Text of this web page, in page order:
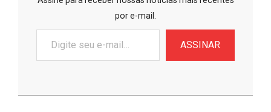
por e-mail.
seu
e-
ASSINAR
2026-